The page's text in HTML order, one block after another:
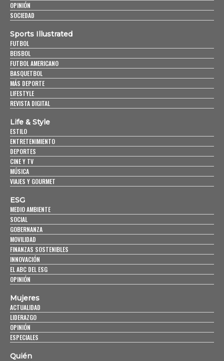
OPINIÓN
SOCIEDAD
Sports Illustrated
FUTBOL
BEISBOL
FUTBOL AMERICANO
BASQUETBOL
MÁS DEPORTE
LIFESTYLE
REVISTA DIGITAL
Life & Style
ESTILO
ENTRETENIMIENTO
DEPORTES
CINE Y TV
MÚSICA
VIAJES Y GOURMET
ESG
MEDIO AMBIENTE
SOCIAL
GOBERNANZA
MOVILIDAD
FINANZAS SOSTENIBLES
INNOVACIÓN
EL ABC DEL ESG
OPINIÓN
Mujeres
ACTUALIDAD
LIDERAZGO
OPINIÓN
ESPECIALES
Quién